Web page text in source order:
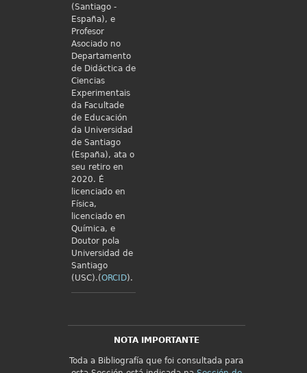
(Santiago -
España), e
Profesor
Asociado no
Departamento
de Didáctica de
Ciencias
Experimentais
da Facultade
de Educación
da Universidad
de Santiago
(España), ata o
seu retiro en
2020. É
licenciado en
Física,
licenciado en
Química, e
Doutor pola
Universidad de
Santiago
(USC).(ORCID).
NOTA IMPORTANTE
Toda a Bibliografía que foi consultada para